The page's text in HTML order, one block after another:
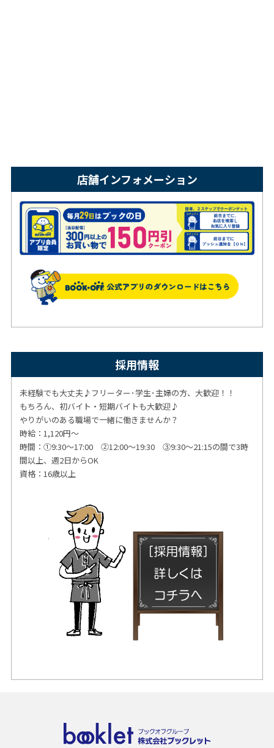
店舗インフォメーション
採用情報
未経験でも大丈夫♪フリーター･学生･主婦の方、大歓迎！！
もちろん、初バイト・短期バイトも大歓迎♪
やりがいのある職場で一緒に働きませんか？
時給：1,120円～
時間：①9:30～17:00 ②12:00～19:30 ③9:30～21:15の間で3時
間以上、週2日からOK
資格：16歳以上